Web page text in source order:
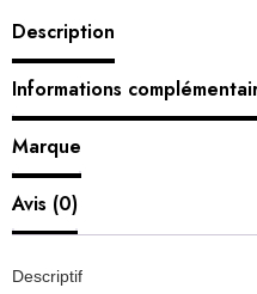
Description
Informations
Marque
Avis (0)
Descriptif